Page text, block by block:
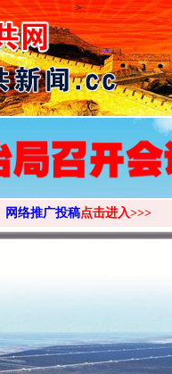
>
网络推广投稿点击进入>>>